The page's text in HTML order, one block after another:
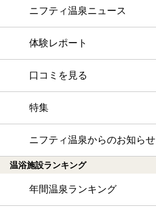
ニフティ温泉ニュース
体験レポート
口コミを見る
特集
ニフティ温泉からのお知らせ
温浴施設ランキング
年間温泉ランキング